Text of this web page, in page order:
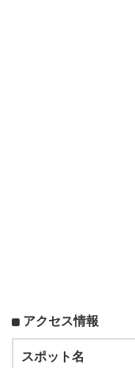
アクセス情報
スポット名